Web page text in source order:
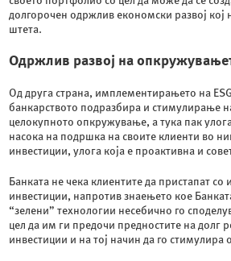
долгорочен одржлив економски развој кој
штета.
Одржлив развој на
Од друга страна, имплементирањето на
банкарството подразбира и стимулирање
целокупното опкружување, а тука пак
насока на подршка на своите клиенти во
инвестиции, улога која е проактивна и
Банката не чека клиентите да пристапат со
инвестиции, напротив знаењето кое
“зелени” технологии несебично го
цел да им ги предочи предностите на долг
инвестиции и на тој начин да го стимулира